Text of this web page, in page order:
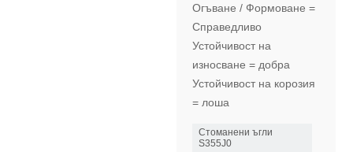
Огъване / Формоване =
Справедливо
Устойчивост на
износване = добра
Устойчивост на корозия
= лоша
Стоманени ъгли
S355J0